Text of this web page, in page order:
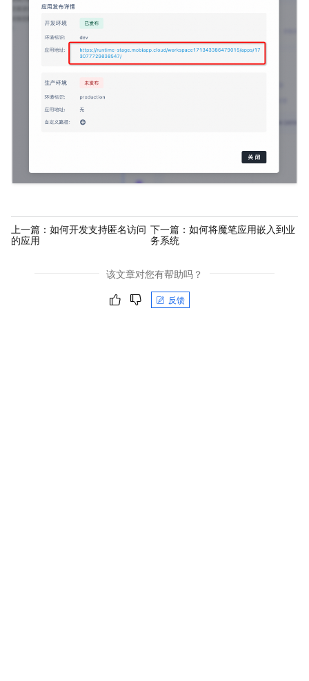
上一篇： 如何开发支持匿名访问
的应用
下一篇：如何将魔笔应用嵌入到业
务系统
该文章对您有帮助吗？
反馈